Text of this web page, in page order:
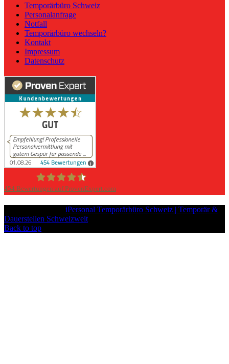
Temporärbüro Schweiz
Personalanfrage
Notfall
Temporärbüro wechseln?
Kontakt
Impressum
Datenschutz
454 Bewertungen auf ProvenExpert.com
iPersonal Temporärbüro Schweiz | Temporär &
Dauerstellen Schweizweit
Back to top